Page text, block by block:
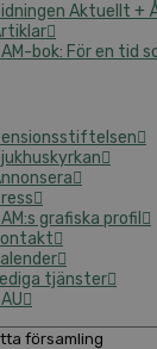
Aktuellt +
bok: För en tid
grafiska profil
tjänster